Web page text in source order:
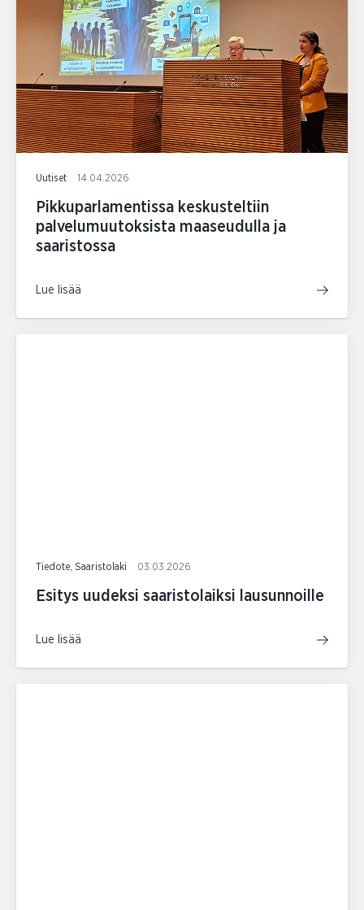
Uutiset 14.04.2026
Pikkuparlamentissa keskusteltiin
palvelumuutoksista maaseudulla ja
saaristossa
Lue lisää
Tiedote, Saaristolaki 03.03.2026
Esitys uudeksi saaristolaiksi lausunnoille
Lue lisää